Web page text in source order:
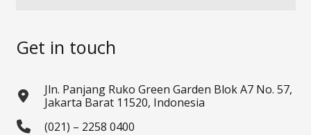
Get in touch
Jln. Panjang Ruko Green Garden Blok A7 No. 57,
Jakarta Barat 11520, Indonesia
(021) – 2258 0400